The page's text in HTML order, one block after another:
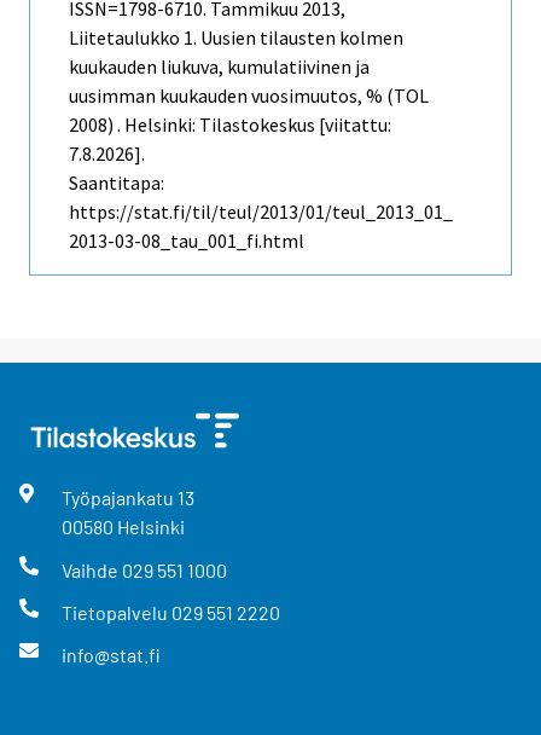
ISSN=1798-6710. Tammikuu 2013,
Liitetaulukko 1. Uusien tilausten kolmen
kuukauden liukuva, kumulatiivinen ja
uusimman kuukauden vuosimuutos, % (TOL
2008) . Helsinki: Tilastokeskus [viitattu:
7.8.2026].
Saantitapa:
https://stat.fi/til/teul/2013/01/teul_2013_01_
2013-03-08_tau_001_fi.html
Työpajankatu 13
00580 Helsinki
Vaihde 029 551 1000
Tietopalvelu 029 551 2220
info@stat.fi